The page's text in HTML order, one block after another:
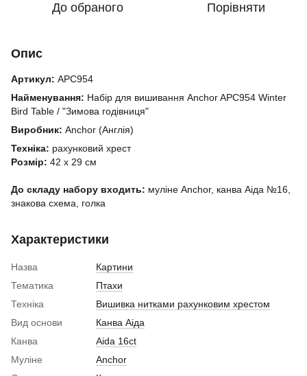
До обраного Порівняти
Опис
Артикул: APC954
Найменування: Набір для вишивання Anchor APC954 Winter
Bird Table / "Зимова годівниця"
Виробник: Anchor (Англія)
Техніка: рахунковий хрест
Розмір: 42 х 29 см
До складу набору входить: муліне Anchor, канва Аіда №16,
знакова схема, голка
Характеристики
Назва
Картини
Тематика
Птахи
Техніка
Вишивка нитками рахунковим хрестом
Вид основи
Канва Аіда
Канва
Aida 16ct
Муліне
Anchor